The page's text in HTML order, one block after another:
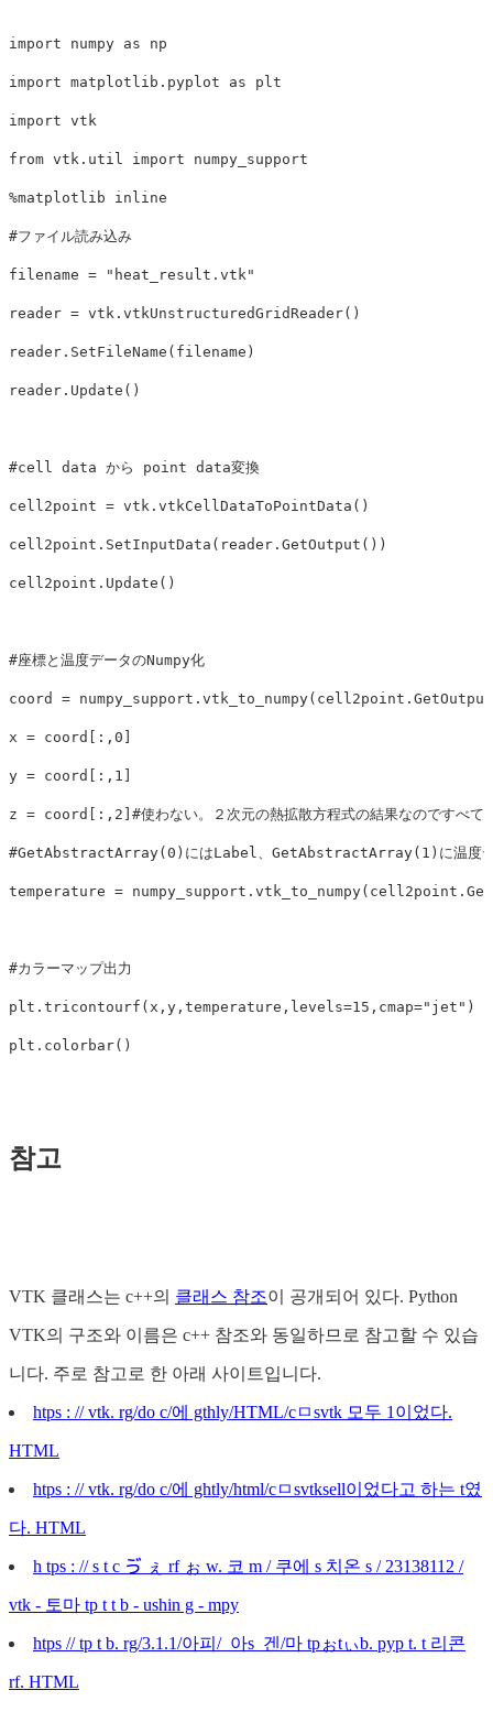
import numpy as np
import matplotlib.pyplot as plt
import vtk
from vtk.util import numpy_support
%matplotlib inline
filename = "heat_result.vtk"
reader = vtk . vtkUnstructuredGridReader()
reader . SetFileName ( filename )
reader . Update ()
cell2point = vtk . vtkCellDataToPointData ()
cell2point . SetInputData ( reader . GetOutput ())
cell2point . Update ()
coord = numpy_support . vtk_to_numpy( cell2point . GetOutput
x = coord [:, 0
y = coord [:, 1
z = coord [:, 2 #使わない。２次元の熱拡散方程式の結果なのですべて
temperature = numpy_support . vtk_to_numpy( cell2point .
plt . tricontourf ( x , y , temperature , levels=15 , cmap="jet" )
plt . colorbar()
참고
VTK 클래스는 c++의 클래스 참조이 공개되어 있다. Python
VTK의 구조와 이름은 c++ 참조와 동일하므로 참고할 수 있습
니다. 주로 참고로 한 아래 사이트입니다.
htps : // vtk. rg/do c/에 gthly/HTML/cㅁsvtk 모두 1이었다.
HTML
htps : // vtk. rg/do c/에 ghtly/html/cㅁsvtksell이었다고 하는 t였
다. HTML
h tps : // s t c ゔ ぇ rf ぉ w. 코 m / 쿠에 s 치온 s / 23138112 /
vtk - 토마 tp t t b - ushin g - mpy
htps // tp t b. rg/3.1.1/아피/_아s_겐/마 tpぉtぃb. pyp t. t 리콘
rf. HTML